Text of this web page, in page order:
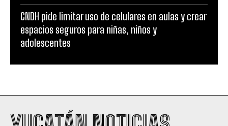
CNDH pide limitar uso de celulares en aulas y crear
espacios seguros para niñas, niños y
adolescentes